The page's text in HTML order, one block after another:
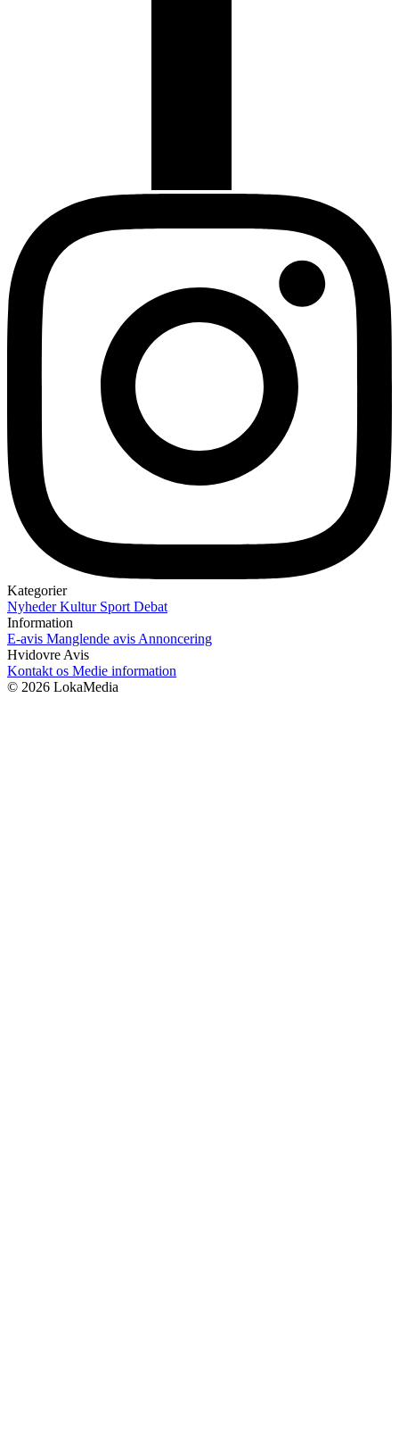
Kategorier
NyhederKultur Sport Debat
Information
E-avis Manglende avis Annoncering
Hvidovre Avis
Kontakt os Medie information
© 2026 LokaMedia